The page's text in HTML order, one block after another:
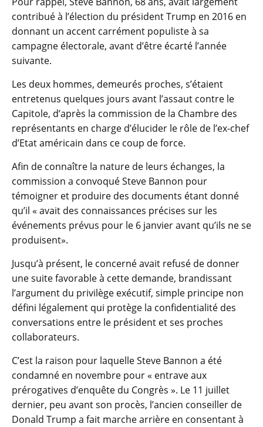
contribué à l’élection du président Trump en 2016 en
donnant un accent carrément populiste à sa
campagne électorale, avant d’être écarté l’année
suivante.
Les deux hommes, demeurés proches, s’étaient
entretenus quelques jours avant l’assaut contre le
Capitole, d’après la commission de la Chambre des
représentants en charge d’élucider le rôle de l’ex-chef
d’Etat américain dans ce coup de force.
Afin de connaître la nature de leurs échanges, la
commission a convoqué Steve Bannon pour
témoigner et produire des documents étant donné
qu’il « avait des connaissances précises sur les
événements prévus pour le 6 janvier avant qu’ils ne se
produisent».
Jusqu’à présent, le concerné avait refusé de donner
une suite favorable à cette demande, brandissant
l’argument du privilège exécutif, simple principe non
défini légalement qui protège la confidentialité des
conversations entre le président et ses proches
collaborateurs.
C’est la raison pour laquelle Steve Bannon a été
condamné en novembre pour « entrave aux
prérogatives d’enquête du Congrès ». Le 11 juillet
dernier, peu avant son procès, l’ancien conseiller de
Donald Trump a fait marche arrière en consentant à